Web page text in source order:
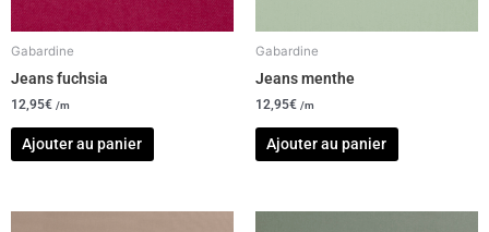
Gabardine
Jeans fuchsia
12,95€ /m
Ajouter au panier
Gabardine
Jeans menthe
12,95€ /m
Ajouter au panier